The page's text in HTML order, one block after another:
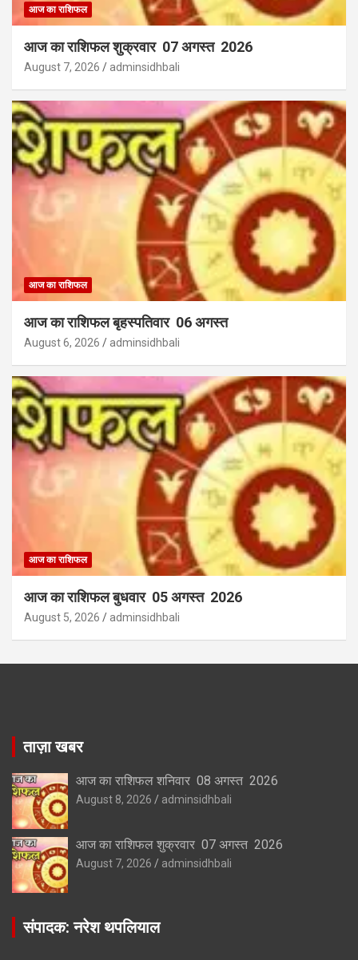
आज का राशिफल
आज का राशिफल शुक्रवार 07 अगस्त 2026
August 7, 2026 adminsidhbali
आज का राशिफल
आज का राशिफल बृहस्पतिवार 06 अगस्त
August 6, 2026 adminsidhbali
आज का राशिफल
आज का राशिफल बुधवार 05 अगस्त 2026
August 5, 2026 adminsidhbali
ताज़ा खबर
आज का राशिफल शनिवार 08 अगस्त 2026
August 8, 2026 adminsidhbali
आज का राशिफल शुक्रवार 07 अगस्त 2026
August 7, 2026 adminsidhbali
संपादक: नरेश थपलियाल